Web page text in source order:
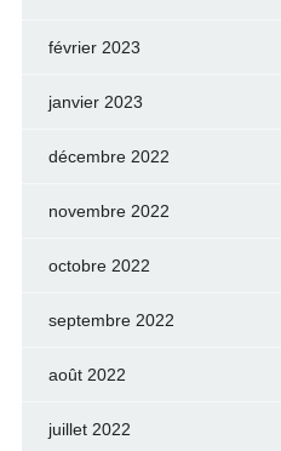
février 2023
janvier 2023
décembre 2022
novembre 2022
octobre 2022
septembre 2022
août 2022
juillet 2022